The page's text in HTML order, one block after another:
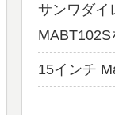
サンワダイ
15インチ